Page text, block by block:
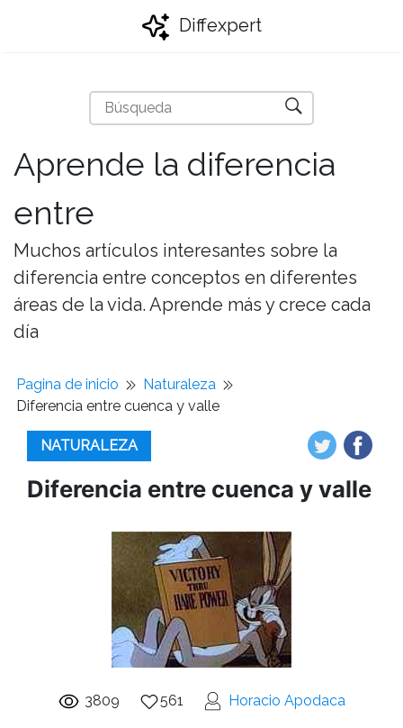
Diffexpert
Aprende la diferencia
entre
Muchos artículos interesantes sobre la
diferencia entre conceptos en diferentes
áreas de la vida. Aprende más y crece cada
día
Pagina de inicio
Naturaleza
Diferencia entre cuenca y valle
NATURALEZA
Diferencia entre cuenca y valle
3809 561 Horacio Apodaca